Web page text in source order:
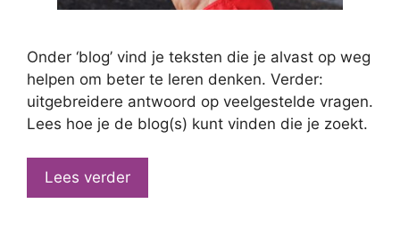
Onder ‘blog’ vind je teksten die je alvast op weg
helpen om beter te leren denken. Verder:
uitgebreidere antwoord op veelgestelde vragen.
Lees hoe je de blog(s) kunt vinden die je zoekt.
Lees verder